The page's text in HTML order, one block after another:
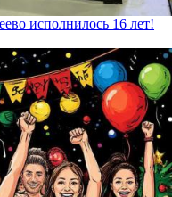
исполнилось 16 лет!